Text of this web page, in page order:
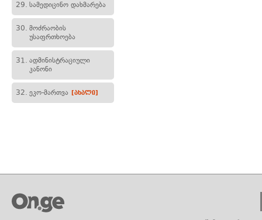
29. სამედიცინო დახმარება
30. მოძრაობის
უსაფრთხოება
31. ადმინისტრაციული
კანონი
32. ეკო-მართვა [ახალი]